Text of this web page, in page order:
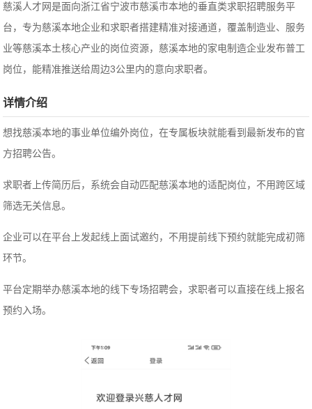
慈溪人才网是面向浙江省宁波市慈溪市本地的垂直类求职招聘服务平
台，专为慈溪本地企业和求职者搭建精准对接通道，覆盖制造业、服务
业等慈溪本土核心产业的岗位资源，慈溪本地的家电制造企业发布普工
岗位，能精准推送给周边3公里内的意向求职者。
详情介绍
想找慈溪本地的事业单位编外岗位，在专属板块就能看到最新发布的官
方招聘公告。
求职者上传简历后，系统会自动匹配慈溪本地的适配岗位，不用跨区域
筛选无关信息。
企业可以在平台上发起线上面试邀约，不用提前线下预约就能完成初筛
环节。
平台定期举办慈溪本地的线下专场招聘会，求职者可以直接在线上报名
预约入场。